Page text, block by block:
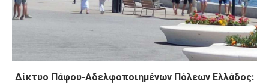
Δίκτυο Πάφου-Αδελφοποιημένων Πόλεων Ελλάδος: